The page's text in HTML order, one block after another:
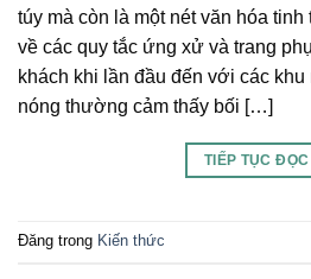
túy mà còn là một nét văn hóa
về các quy tắc ứng xử và trang
khách khi lần đầu đến với các
nóng thường cảm thấy bối […]
TIẾP TỤC ĐỌC
Đăng trong Kiến thức